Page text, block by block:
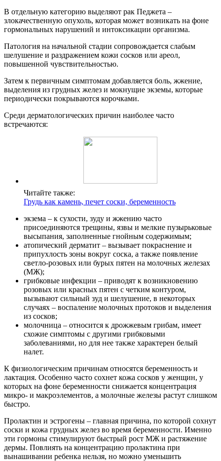
В отдельную категорию выделяют рак Педжета –
злокачественную опухоль, которая может возникать на фоне
гормональных нарушений и интоксикации организма.
Патология на начальной стадии сопровождается слабым
шелушение и раздражением кожи сосков или ареол,
повышенной чувствительностью.
Затем к первичным симптомам добавляется боль, жжение,
выделения из грудных желез и мокнущие экземы, которые
периодически покрываются корочками.
Среди дерматологических причин наиболее часто
встречаются:
Читайте также:
Грудь как камень, печет соски, беременность
экзема – к сухости, зуду и жжению часто
присоединяются трещины, язвы и мелкие пузырьковые
высыпания, заполненные гнойным содержимым;
атопический дерматит – вызывает покраснение и
припухлость зоны вокруг соска, а также появление
светло-розовых или бурых пятен на молочных железах
(МЖ);
грибковые инфекции – приводят к возникновению
розовых или красных пятен с четким контуром,
вызывают сильный зуд и шелушение, в некоторых
случаях – воспаление молочных протоков и выделения
из сосков;
молочница – относится к дрожжевым грибам, имеет
схожие симптомы с другими грибковыми
заболеваниями, но для нее также характерен белый
налет.
К физиологическим причинам относятся беременность и
лактация. Особенно часто сохнет кожа сосков у женщин, у
которых на фоне беременности снижается концентрация
микро- и макроэлементов, а молочные железы растут слишком
быстро.
Пролактин и эстрогены – главная причина, по которой сохнут
соски и кожа грудных желез во время беременности. Именно
эти гормоны стимулируют быстрый рост МЖ и растяжение
дермы. Повлиять на концентрацию пролактина при
вынашивании ребенка нельзя, но можно уменьшить